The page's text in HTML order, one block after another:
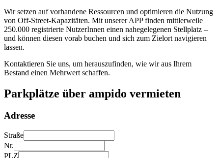
Wir setzen auf vorhandene Ressourcen und optimieren die Nutzung
von Off-Street-Kapazitäten. Mit unserer APP finden mittlerweile
250.000 registrierte NutzerInnen einen nahegelegenen Stellplatz –
und können diesen vorab buchen und sich zum Zielort navigieren
lassen.
Kontaktieren Sie uns, um herauszufinden, wie wir aus Ihrem
Bestand einen Mehrwert schaffen.
Parkplätze über ampido vermieten
Adresse
Straße
Nr.
PLZ